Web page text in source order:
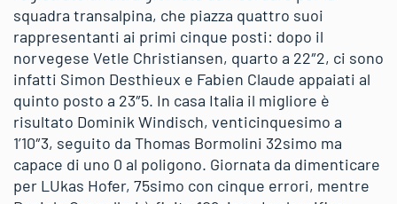
squadra transalpina, che piazza quattro suoi
rappresentanti ai primi cinque posti: dopo il
norvegese Vetle Christiansen, quarto a 22″2, ci sono
infatti Simon Desthieux e Fabien Claude appaiati al
quinto posto a 23″5. In casa Italia il migliore è
risultato Dominik Windisch, venticinquesimo a
1’10″3, seguito da Thomas Bormolini 32simo ma
capace di uno 0 al poligono. Giornata da dimenticare
per LUkas Hofer, 75simo con cinque errori, mentre